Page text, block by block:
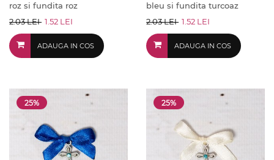
roz si fundita roz
2.03 LEI 1.52 LEI
ADAUGA IN COS
bleu si fundita turcoaz
2.03 LEI 1.52 LEI
ADAUGA IN COS
25% 25%